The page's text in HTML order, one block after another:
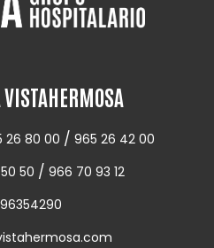
26 80 00 / 965 26 42 00
50 / 966 70 93 12